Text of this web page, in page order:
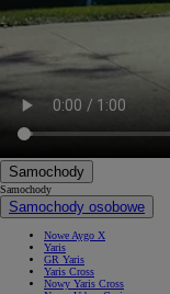
Samochody
Samochody
Samochody osobowe
Nowe Aygo X
Yaris
GR Yaris
Yaris Cross
Nowy Yaris Cross